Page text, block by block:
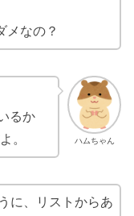
メなの？
ハムちゃん
るか
。
に、リストからあ